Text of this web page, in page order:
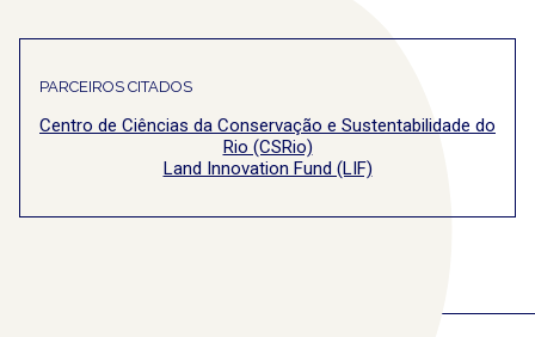
PARCEIROS CITADOS
Centro de Ciências da Conservação e Sustentabilidade do
Rio (CSRio)
Land Innovation Fund (LIF)